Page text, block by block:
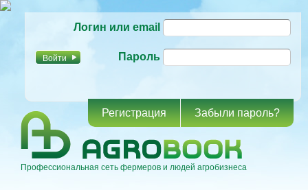
основному
Логин или email
Пароль
Регистрация Забыли пароль?
Профессиональная сеть фермеров и людей агробизнеса